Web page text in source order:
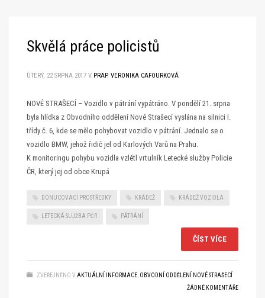
Skvělá práce policistů
ÚTERÝ, 22 SRPNA 2017 V PRAP. VERONIKA CAFOURKOVÁ
NOVÉ STRAŠECÍ – Vozidlo v pátrání vypátráno. V pondělí 21. srpna
byla hlídka z Obvodního oddělení Nové Strašecí vyslána na silnici I.
třídy č. 6, kde se mělo pohybovat vozidlo v pátrání. Jednalo se o
vozidlo BMW, jehož řidič jel od Karlových Varů na Prahu.
K monitoringu pohybu vozidla vzlétl vrtulník Letecké služby Policie
ČR, který jej od obce Krupá
DONUCOVACÍ PROSTŘEDKY KRÁDEŽ KRÁDEŽ VOZIDLA
LETECKÁ SLUŽBA PČR PÁTRÁNÍ
ČÍST VÍCE
ZVEŘEJNĚNO V AKTUÁLNÍ INFORMACE OBVODNÍ ODDĚLENÍ NOVÉ STRAŠECÍ
ŽÁDNÉ KOMENTÁŘE